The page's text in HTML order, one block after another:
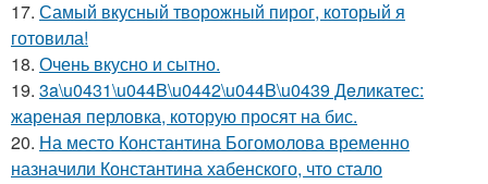
17. Самый вкусный творожный пирог, который я
готовила!
18. Очень вкусно и сытно.
19. 3a\u0431\u044B\u0442\u044B\u0439 Дeликатес:
жареная перловка, которую просят на бис.
20. На место Константина Богомолова временно
назначили Константина хабенского, что стало